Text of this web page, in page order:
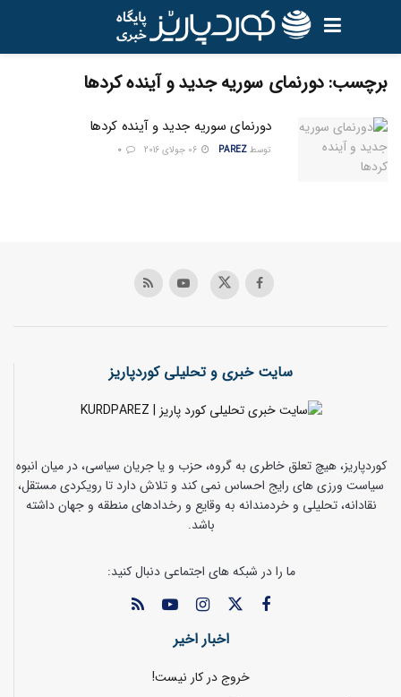
برچسب:دورنمای سوریه جدید و آینده کردها
دورنمای سوریه جدید و آینده کردها
توسط PAREZ
سایت خبری و تحلیلی کوردپاریز
کوردپاریز، هیچ تعلق خاطری به گروه، حزب و یا جریان سیاسی، در میان انبوه
سیاست ورزی های رایج احساس نمی کند و تلاش دارد تا رویکردی مستقل،
نقادانه، تحلیلی و خردمندانه به وقایع و رخدادهای منطقه و جهان داشته
باشد.
ما را در شبکه های اجتماعی دنبال کنید:
اخبار اخیر
خروج در کار نیست!